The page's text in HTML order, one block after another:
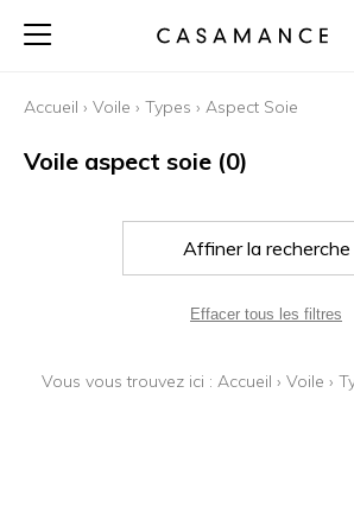
Accueil › Voile › Types › Aspect Soie
Voile aspect soie (0)
Affiner la recherche
Effacer tous les filtres
Vous vous trouvez ici : Accueil › Voile ›